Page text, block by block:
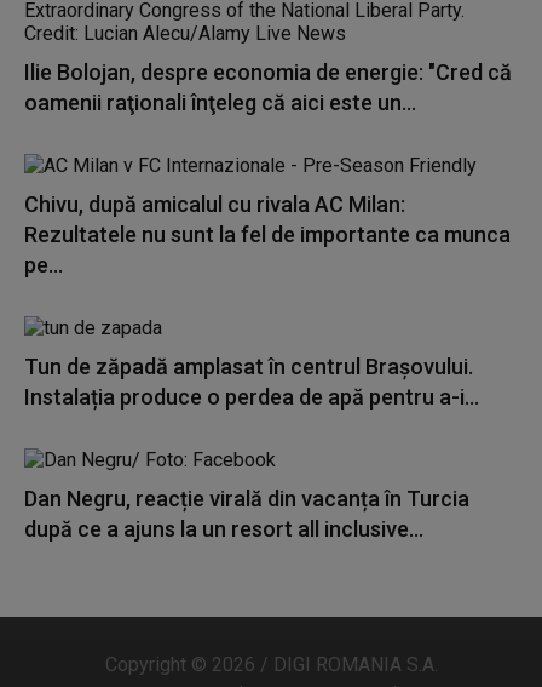
Ilie Bolojan, despre economia de energie: "Cred că
oamenii raţionali înţeleg că aici este un...
Chivu, după amicalul cu rivala AC Milan:
Rezultatele nu sunt la fel de importante ca munca
pe...
Tun de zăpadă amplasat în centrul Brașovului.
Instalația produce o perdea de apă pentru a-i...
Dan Negru, reacție virală din vacanța în Turcia
după ce a ajuns la un resort all inclusive...
Copyright © 2026 / DIGI ROMANIA S.A.